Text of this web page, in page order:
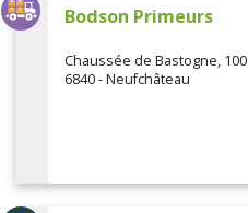
Bodson Primeurs
Chaussée de Bastogne, 100
6840 - Neufchâteau